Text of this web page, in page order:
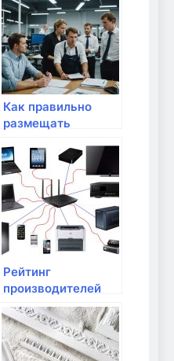
Как правильно
размещать
доме?
Рейтинг
производителей
маршрутизаторов:
что выбрать?